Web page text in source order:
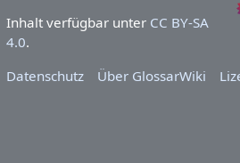
Inhalt verfügbar unter CC BY-SA
4.0.
Datenschutz
Über GlossarWiki